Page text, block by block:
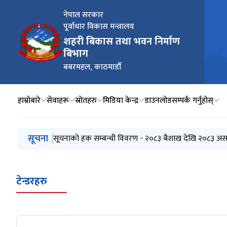
नेपाल सरकार
पूर्वाधार विकास मन्त्रालय
शहरी बिकास तथा भवन निर्माण
बिभाग
बबरमहल, काठमाडौँ
हाम्रोबारे सेवाहरू स्रोतहरु मिडिया केन्द्र डाउनलोडसम्पर्क गर्नुहोस्
मुख्य नेभिगेसनमा जानुहोस्
सूचना Pre-bid Querries सम्बन्धि सूचना |
सूचनाको हक सम्बन्धी विवरण - २०८३ बैशाख देखि २०८३
प्रस्ताव स्वीकृतिको आशयपत्र
आर्थिक प्रस्ताव खोल्न आउने बारे सूचना
Re-invitation for sealed quotation : Procurement
टेन्डरहरु